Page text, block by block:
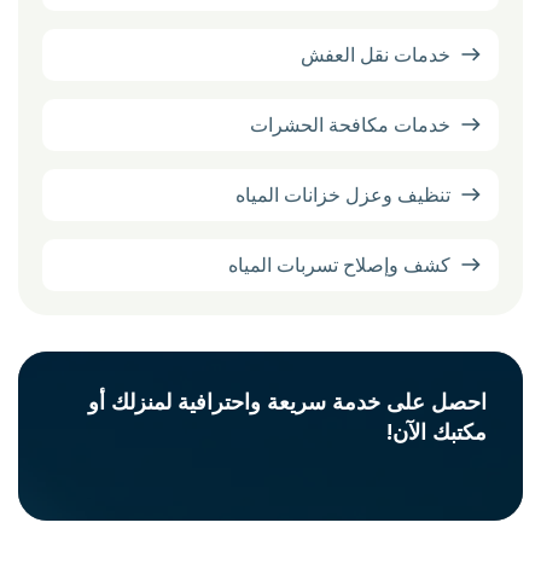
خدمات نقل العفش
خدمات مكافحة الحشرات
تنظيف وعزل خزانات المياه
كشف وإصلاح تسربات المياه
احصل على خدمة سريعة واحترافية لمنزلك أو
مكتبك الآن!